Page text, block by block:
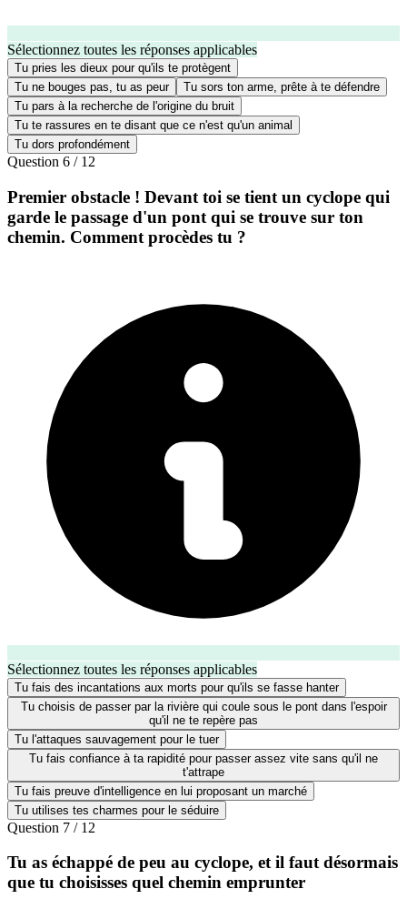
Sélectionnez toutes les réponses applicables
Tu pries les dieux pour qu'ils te protègent
Tu ne bouges pas, tu as peur
Tu sors ton arme, prête à te défendre
Tu pars à la recherche de l'origine du bruit
Tu te rassures en te disant que ce n'est qu'un animal
Tu dors profondément
Question 6 / 12
Premier obstacle ! Devant toi se tient un cyclope qui
garde le passage d'un pont qui se trouve sur ton
chemin. Comment procèdes tu ?
Sélectionnez toutes les réponses applicables
Tu fais des incantations aux morts pour qu'ils se fasse hanter
Tu choisis de passer par la rivière qui coule sous le pont dans l'espoir
qu'il ne te repère pas
Tu l'attaques sauvagement pour le tuer
Tu fais confiance à ta rapidité pour passer assez vite sans qu'il ne
t'attrape
Tu fais preuve d'intelligence en lui proposant un marché
Tu utilises tes charmes pour le séduire
Question 7 / 12
Tu as échappé de peu au cyclope, et il faut désormais
que tu choisisses quel chemin emprunter